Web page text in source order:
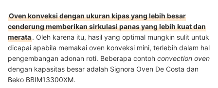
Oven konveksi dengan ukuran kipas yang lebih besar
cenderung memberikan sirkulasi panas yang lebih kuat dan
merata. Oleh karena itu, hasil yang optimal mungkin sulit untuk
dicapai apabila memakai oven konveksi mini, terlebih dalam hal
pengembangan adonan roti. Beberapa contoh convection oven
dengan kapasitas besar adalah Signora Oven De Costa dan
Beko BBIM13300XM.